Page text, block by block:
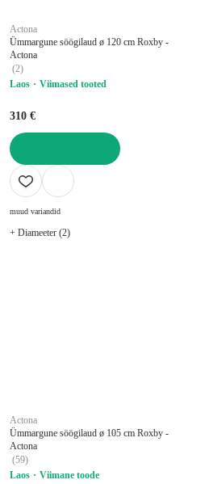
Actona
Ümmargune söögilaud ø 120 cm Roxby -
Actona
(2)
Laos
Viimased tooted
310 €
LISA OSTUKORVI
muud variandid
+ Diameeter (2)
Actona
Ümmargune söögilaud ø 105 cm Roxby -
Actona
(59)
Laos
Viimane toode